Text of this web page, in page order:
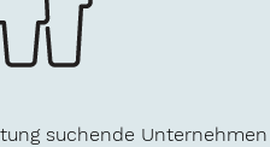
suchende Unternehmen